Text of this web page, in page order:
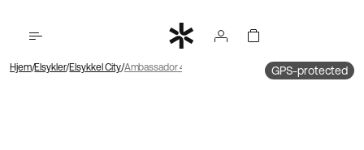
Hjem Elsykler Elsykkel City Ambassador 4 Midtmotor | Kjede | Skivebrems
GPS-protected